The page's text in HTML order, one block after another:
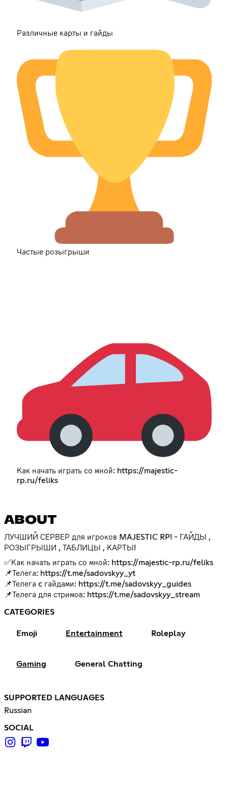
Различные карты и гайды
Частые розыгрыши
Как начать играть со мной: https://majestic-
rp.ru/feliks
ABOUT
ЛУЧШИЙ СЕРВЕР для игроков MAJESTIC RP! - ГАЙДЫ ,
РОЗЫГРЫШИ , ТАБЛИЦЫ , КАРТЫ!
✅Как начать играть со мной: https://majestic-rp.ru/feliks
📌Телега: https://t.me/sadovskyy_yt
📌Телега c гайдами: https://t.me/sadovskyy_guides
📌Телега для стримов: https://t.me/sadovskyy_stream
CATEGORIES
Emoji Entertainment Roleplay
Gaming General Chatting
SUPPORTED LANGUAGES
Russian
SOCIAL